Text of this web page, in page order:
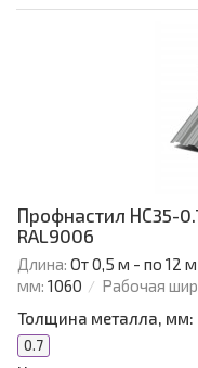
Профнастил НС35-
RAL9006
Длина: От 0,5 м - по 12
мм: 1060 Рабочая
Толщина металла, мм:
0.7